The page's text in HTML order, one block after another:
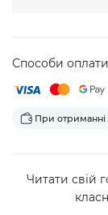
Способи оплати
При отриманні
Читати свій